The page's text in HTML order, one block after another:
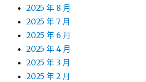
2025 年 8 月
2025 年 7 月
2025 年 6 月
2025 年 4 月
2025 年 3 月
2025 年 2 月